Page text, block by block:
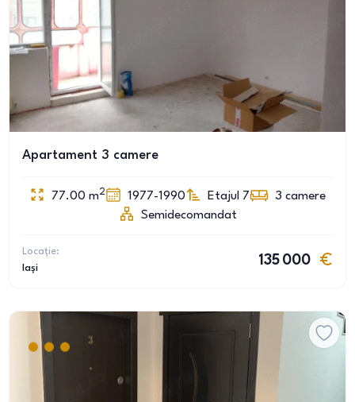
Apartament 3 camere
77.00 m2 1977-1990 Etajul 7 3 camere
Semidecomandat
Locație:
Iași
135 000